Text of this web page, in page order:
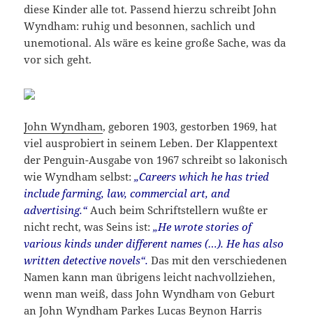
diese Kinder alle tot. Passend hierzu schreibt John
Wyndham: ruhig und besonnen, sachlich und
unemotional. Als wäre es keine große Sache, was da
vor sich geht.
John Wyndham, geboren 1903, gestorben 1969, hat
viel ausprobiert in seinem Leben. Der Klappentext
der Penguin-Ausgabe von 1967 schreibt so lakonisch
wie Wyndham selbst:„Careers which he has tried
include farming, law, commercial art, and
advertising.“ Auch beim Schriftstellern wußte er
nicht recht, was Seins ist:„He wrote stories of
various kinds under different names (…). He has also
written detective novels“. Das mit den verschiedenen
Namen kann man übrigens leicht nachvollziehen,
wenn man weiß, dass John Wyndham von Geburt
an John Wyndham Parkes Lucas Beynon Harris